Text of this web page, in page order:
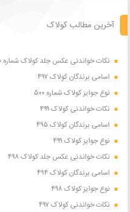
آخرین مطالب کولاک
نکات خواندنی عکس جلد کولاک شماره ۵۰۰
اسامی برندگان کولاک ۴۹۷
نوع جوایز کولاک شماره ۵۰۰
نکات خواندنی کولاک ۴۹۹
اسامی برندگان کولاک ۴۹۵
نوع جوایز کولاک ۴۹۹
نکات خواندنی عکس جلد کولاک ۴۹۸
اسامی برندگان کولاک ۴۹۴
نوع جوایز کولاک ۴۹۸
نکات خواندنی کولاک ۴۹۷